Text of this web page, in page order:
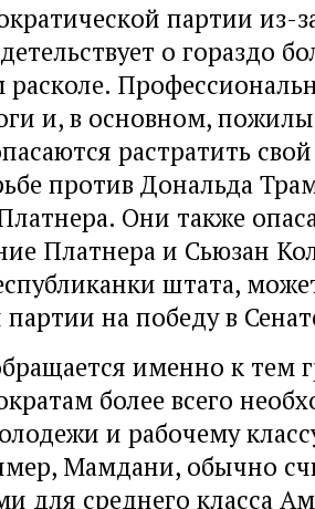
партии из-
о гораздо
и, в основном,
растратить
против Дональда
Они также
Платнера и Сьюзан
штата,
на победу в
именно к тем
более всего
и рабочему
Мамдани, обычно
для среднего класса